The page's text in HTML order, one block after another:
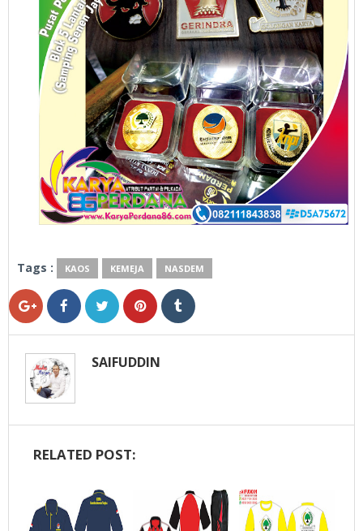
Tags : KAOS KEMEJA NASDEM
SAIFUDDIN
RELATED POST: